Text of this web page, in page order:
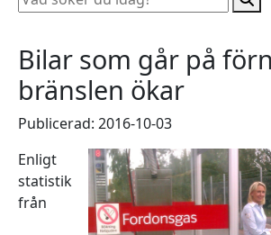
Bilar som går på
bränslen ökar
Publicerad: 2016-10-03
Enligt
statistik
från